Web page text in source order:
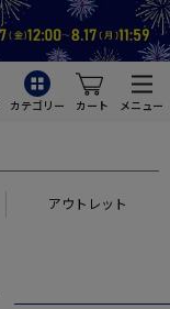
カテゴリー カート メニュー
アウトレット